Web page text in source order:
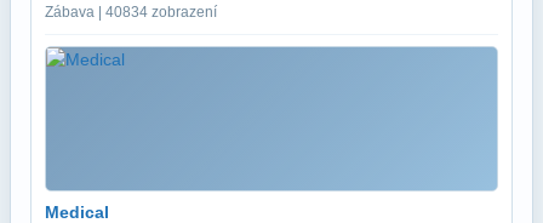
Zábava | 40834 zobrazení
Medical